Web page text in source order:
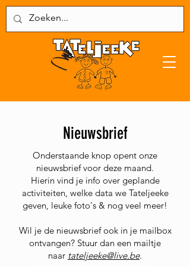
Nieuwsbrief
Onderstaande knop opent onze
nieuwsbrief voor deze maand.
Hierin vind je info over geplande
activiteiten, welke data we Tateljeeke
geven, leuke foto's & nog veel meer!
Wil je de nieuwsbrief ook in je mailbox
ontvangen? Stuur dan een mailtje
naar tateljeeke@live.be.